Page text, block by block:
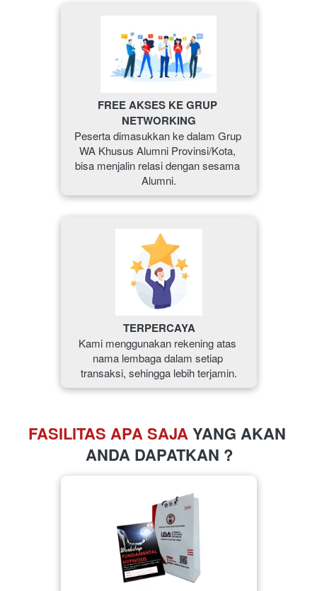
FREE AKSES KE GRUP
NETWORKING
Peserta dimasukkan ke dalam Grup
WA Khusus Alumni Provinsi/Kota,
bisa menjalin relasi dengan sesama
Alumni.
TERPERCAYA
Kami menggunakan rekening atas
nama lembaga dalam setiap
transaksi, sehingga lebih terjamin.
FASILITAS APA SAJA YANG AKAN
ANDA DAPATKAN ?